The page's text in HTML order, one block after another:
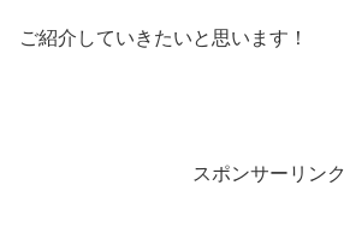
ご紹介していきたいと思います！
スポンサーリンク